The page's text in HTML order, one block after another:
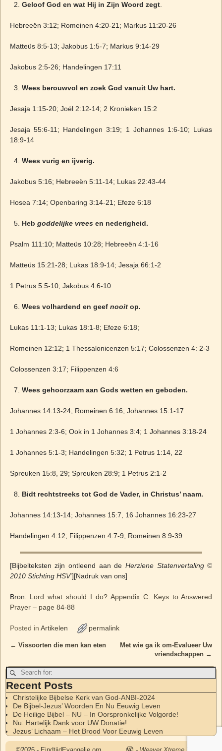
Geloof God en wat Hij in Zijn Woord zegt.
Hebreeën 3:12; Romeinen 4:20-21; Markus 11:20-26
Matteüs 8:5-13; Jakobus 1:5-7; Markus 9:14-29
Jakobus 2:5-26; Handelingen 17:11
Wees berouwvol en zoek God vanuit Uw hart.
Jesaja 1:15-20; Joël 2:12-14; 2 Kronieken 15:2
Jesaja 55:6-11; Handelingen 3:19; 1 Johannes 1:6-10; Lukas
18:9-14
Wees vurig en ijverig.
Jakobus 5:16; Hebreeën 5:11-14; Lukas 22:43-44
Hosea 7:14; Openbaring 3:14-21; Efeze 6:18
Hebgoddelijke vrees en nederigheid.
Psalm 111:10; Matteüs 10:28; Hebreeën 4:1-16
Matteüs 15:21-28; Lukas 18:9-14; Jesaja 66:1-2
1 Petrus 5:5-10; Jakobus 4:6-10
Wees volhardend en geefnooit op.
Lukas 11:1-13; Lukas 18:1-8; Efeze 6:18;
Romeinen 12:12; 1 Thessalonicenzen 5:17; Colossenzen 4: 2-3
Colossenzen 3:17; Filippenzen 4:6
Wees gehoorzaam aan Gods wetten en geboden.
Johannes 14:13-24; Romeinen 6:16; Johannes 15:1-17
1 Johannes 2:3-6; Ook in 1 Johannes 3:4; 1 Johannes 3:18-24
1 Johannes 5:1-3; Handelingen 5:32; 1 Petrus 1:14, 22
Spreuken 15:8, 29; Spreuken 28:9; 1 Petrus 2:1-2
Bidt rechtstreeks tot God de Vader, in Christus’ naam.
Johannes 14:13-14; Johannes 15:7, 16 Johannes 16:23-27
Handelingen 4:12; Filippenzen 4:7-9; Romeinen 8:9-39
[Bijbelteksten zijn ontleend aan deHerziene Statenvertaling ©
2010 Stichting HSV’][Nadruk van ons]
Bron: Lord what should I do? Appendix C: Keys to Answered
Prayer – page 84-88
Posted in Artikelen permalink
← Vissoorten die men kan eten
Met wie ga ik om-Evalueer Uw
vriendschappen →
Recent Posts
Christelijke Bijbelse Kerk van God-ANBI-2024
De Bijbel-Jezus’ Woorden En Nu Eeuwig Leven
De Heilige Bijbel – NU – In Oorspronkelijke Volgorde!
Nu: Hartelijk Dank voor UW Donatie!
Jezus’ Lichaam – Het Brood Voor Eeuwig Leven